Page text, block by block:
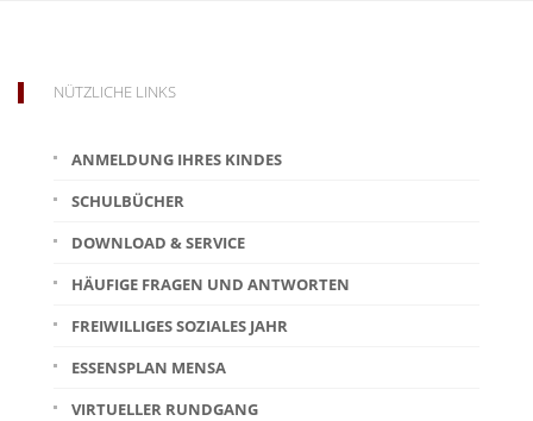
NÜTZLICHE LINKS
ANMELDUNG IHRES KINDES
SCHULBÜCHER
DOWNLOAD & SERVICE
HÄUFIGE FRAGEN UND ANTWORTEN
FREIWILLIGES SOZIALES JAHR
ESSENSPLAN MENSA
VIRTUELLER RUNDGANG